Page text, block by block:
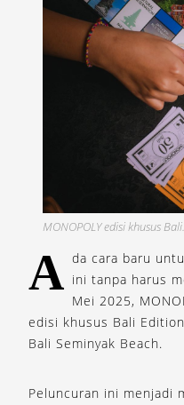
MONOPOLY edisi khusus
A da cara baru
ini tanpa harus
Mei 2025,
edisi khusus Bali
Bali Seminyak Beach.
Peluncuran ini menjadi